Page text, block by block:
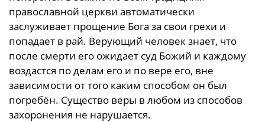
православной церкви автоматически
заслуживает прощение Бога за свои грехи и
попадает в рай. Верующий человек знает, что
после смерти его ожидает суд Божий и каждому
воздастся по делам его и по вере его, вне
зависимости от того каким способом он был
погребён. Существо веры в любом из способов
захоронения не нарушается.